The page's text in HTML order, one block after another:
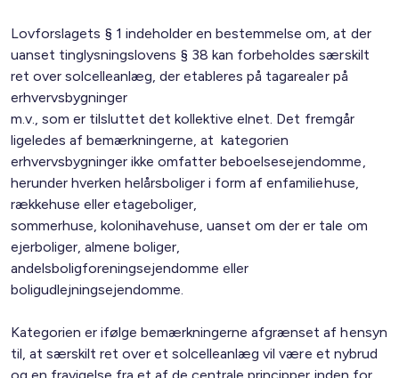
Lovforslagets § 1 indeholder en bestemmelse om, at der
uanset tinglysningslovens § 38 kan forbeholdes særskilt
ret over solcelleanlæg, der etableres på tagarealer på
erhvervsbygninger
m.v., som er tilsluttet det kollektive elnet. Det fremgår
ligeledes af bemærkningerne, at kategorien
erhvervsbygninger ikke omfatter beboelsesejendomme,
herunder hverken helårsboliger i form af enfamiliehuse,
rækkehuse eller etageboliger,
sommerhuse, kolonihavehuse, uanset om der er tale om
ejerboliger, almene boliger,
andelsboligforeningsejendomme eller
boligudlejningsejendomme.
Kategorien er ifølge bemærkningerne afgrænset af hensyn
til, at særskilt ret over et solcelleanlæg vil være et nybrud